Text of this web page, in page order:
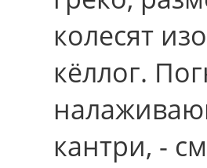
колесят
кёллог.
кантри, -